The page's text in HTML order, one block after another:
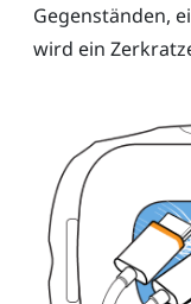
Gegenständen,
wird ein